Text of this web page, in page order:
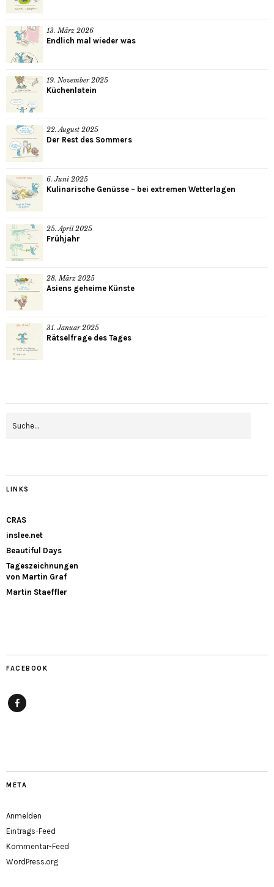
13. März 2026
Endlich mal wieder was
19. November 2025
Küchenlatein
22. August 2025
Der Rest des Sommers
6. Juni 2025
Kulinarische Genüsse – bei extremen Wetterlagen
25. April 2025
Frühjahr
28. März 2025
Asiens geheime Künste
31. Januar 2025
Rätselfrage des Tages
LINKS
CRAS
inslee.net
Beautiful Days
Tageszeichnungen
von Martin Graf
Martin Staeffler
FACEBOOK
META
Anmelden
Eintrags-Feed
Kommentar-Feed
WordPress.org